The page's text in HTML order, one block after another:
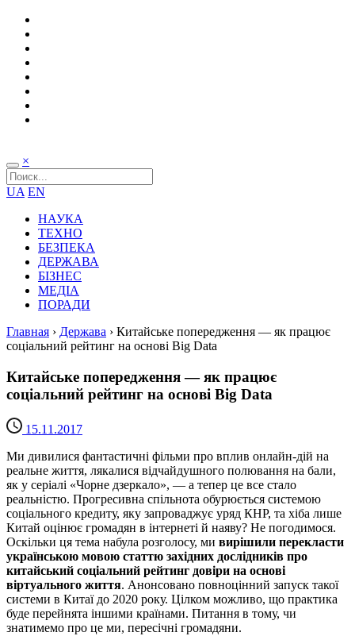
×
UA EN
НАУКА
ТЕХНО
БЕЗПЕКА
ДЕРЖАВА
БІЗНЕС
МЕДІА
ПОРАДИ
Главная › Держава › Китайське попередження — як працює
соціальний рейтинг на основі Big Data
Китайське попередження — як працює
соціальний рейтинг на основі Big Data
15.11.2017
Ми дивилися фантастичні фільми про вплив онлайн-дій на
реальне життя, лякалися відчайдушного полювання на бали,
як у серіалі «Чорне дзеркало», — а тепер це все стало
реальністю. Прогресивна спільнота обурюється системою
соціального кредиту, яку запроваджує уряд КНР, та хіба лише
Китай оцінює громадян в інтернеті й наяву? Не погодимося.
Оскільки ця тема набула розголосу, ми вирішили перекласти
українською мовою статтю західних дослідників про
китайський соціальний рейтинг довіри на основі
віртуального життя. Анонсовано повноцінний запуск такої
системи в Китаї до 2020 року. Цілком можливо, що практика
буде перейнята іншими країнами. Питання в тому, чи
знатимемо про це ми, пересічні громадяни.